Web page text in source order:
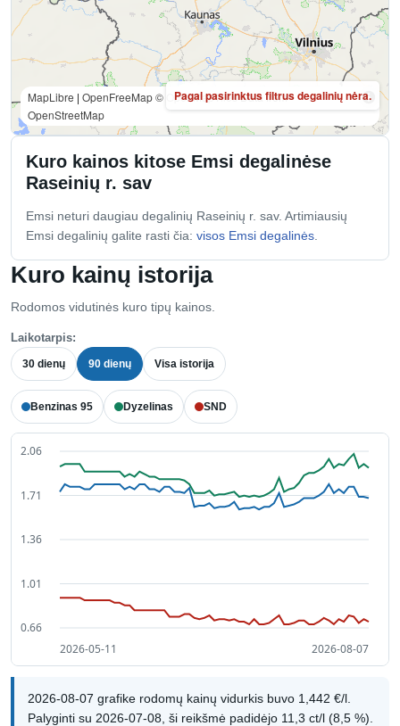
Kuro kainų istorija
Rodomos vidutinės kuro tipų kainos.
Laikotarpis:
30 dienų 90 dienų Visa istorija
Benzinas 95 Dyzelinas SND
2026-08-07 grafike rodomų kainų vidurkis buvo 1,442 €/l.
Palyginti su 2026-07-08, ši reikšmė padidėjo 11,3 ct/l (8,5 %).
MapLibre | OpenFreeMap© OpenMapTilesData from
OpenStreetMap
Pagal pasirinktus filtrus degalinių nėra.
Kuro kainos kitose Emsi degalinėse
Raseinių r. sav
Emsi neturi daugiau degalinių Raseinių r. sav. Artimiausių
Emsi degalinių galite rasti čia: visos Emsi degalinės